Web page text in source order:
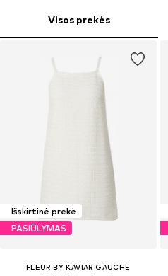
Visos prekės
Išskirtinė prekė
PASIŪLYMAS
FLEUR BY KAVIAR GAUCHE